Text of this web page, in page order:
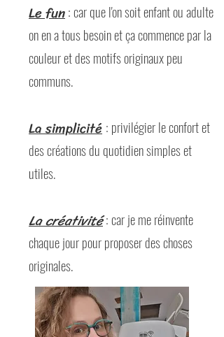
Le fun: car que l'on soit enfant ou adulte
on en a tous besoin et ça commence par la
couleur et des motifs originaux peu
communs.
La simplicité : privilégier le confort et
des créations du quotidien simples et
utiles.
La créativité: car je me réinvente
chaque jour pour proposer des choses
originales.